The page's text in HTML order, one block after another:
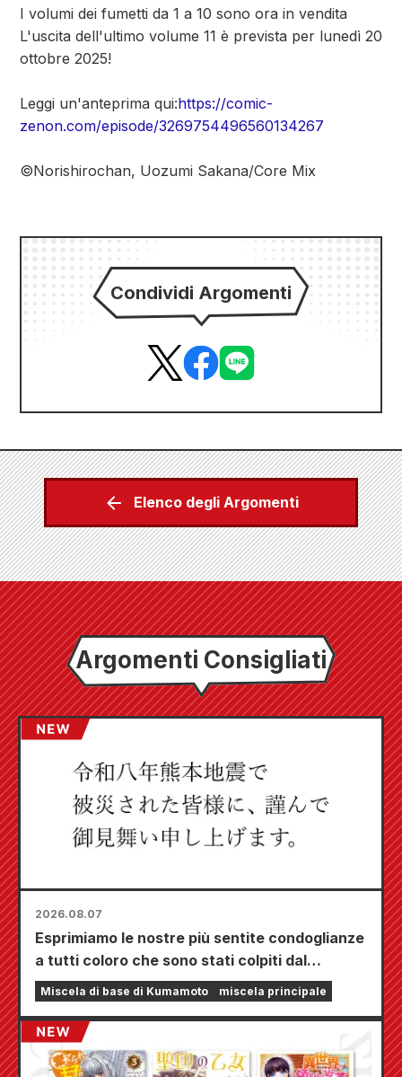
I volumi dei fumetti da 1 a 10 sono ora in vendita
L'uscita dell'ultimo volume 11 è prevista per lunedì 20
ottobre 2025!
Leggi un'anteprima qui:https://comic-
zenon.com/episode/3269754496560134267
©Norishirochan, Uozumi Sakana/Core Mix
Condividi Argomenti
Elenco degli Argomenti
Argomenti Consigliati
2026.08.07
Esprimiamo le nostre più sentite condoglianze
a tutti coloro che sono stati colpiti dal
terremoto di Kumamoto del 2026.
Miscela di base di Kumamoto miscela principale